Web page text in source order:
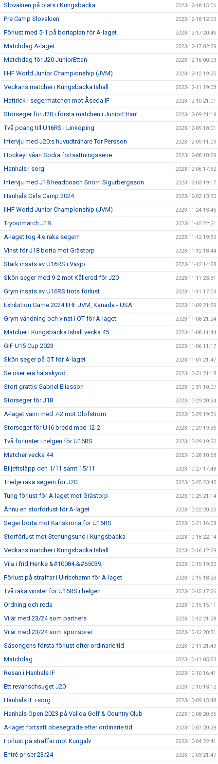
Slovakien på plats i Kungsbacka 2023-12-18 15:06
Pre Camp Slovakien 2023-12-18 12:09
Förlust med 5-1 på bortaplan för A-laget 2023-12-17 20:46
Matchdag A-laget 2023-12-17 02:39
Matchdag för J20 JuniorEttan 2023-12-16 00:03
IIHF World Junior Championship (JVM) 2023-12-12 19:25
Veckans matcher i Kungsbacka Ishall 2023-12-11 19:08
Hattrick i segermatchen mot Åseda IF 2023-12-10 21:01
Storseger för J20 i första matchen i JuniorEttan! 2023-12-09 21:19
Två poäng till U16RS i Linköping 2023-12-09 18:01
Intervju med J20:s huvudtränare Tor Persson 2023-12-09 11:09
HockeyTvåan Södra fortsättningsserie 2023-12-08 18:29
Hanhals i sorg 2023-12-06 17:52
Intervju med J18 headcoach Snorri Sigurbergsson 2023-12-03 19:17
Hanhals Girls Camp 2024 2023-12-02 13:30
IIHF World Junior Championship (JVM) 2023-11-24 13:46
Tryoutmatch J18 2023-11-15 22:21
A-laget tog 4.e raka segern 2023-11-12 19:59
Vinst för J18 borta mot Grästorp 2023-11-12 18:44
Stark insats av U16RS i Växjö 2023-11-12 14:28
Skön seger med 9-2 mot Kållered för J20 2023-11-11 23:31
Grym insats av U16RS trots förlust 2023-11-11 17:09
Exhibition Game 2024 IIHF JVM, Kanada - USA 2023-11-09 21:59
Grym vändning och vinst i OT för A-laget 2023-11-08 21:24
Matcher i Kungsbacka Ishall vecka 45 2023-11-08 11:44
GIF U15 Cup 2023 2023-11-06 11:17
Skön seger på OT för A-laget 2023-11-01 21:47
Se över era halsskydd 2023-10-31 21:18
Stort grattis Gabriel Eliasson 2023-10-31 10:07
Storseger för J18 2023-10-29 20:24
A-laget vann med 7-2 mot Olofström 2023-10-29 19:56
Storseger för U16 bredd med 12-2 2023-10-29 19:36
Två förluster i helgen för U16RS 2023-10-29 19:22
Matcher vecka 44 2023-10-28 10:58
Biljettsläpp den 1/11 samt 15/11 2023-10-27 17:48
Tredje raka segern för J20 2023-10-25 23:45
Tung förlust för A-laget mot Grästorp 2023-10-25 21:14
Ännu en storförlust för A-laget 2023-10-22 20:25
Seger borta mot Karlskrona för U16RS 2023-10-21 16:08
Storförlust mot Stenungsund i Kungsbacka 2023-10-18 22:14
Veckans matcher i Kungsbacka Ishall 2023-10-16 12:29
Vila i frid Henke &#10084;&#65039; 2023-10-15 19:32
Förlust på straffar i Ulricehamn för A-laget 2023-10-15 18:23
Två raka vinster för U16RS i helgen 2023-10-15 17:26
Ordning och reda 2023-10-15 15:11
Vi är med 23/24 som partners 2023-10-12 21:28
Vi är med 23/24 som sponsorer 2023-10-12 20:51
Säsongens första förlust efter ordinarie tid 2023-10-11 21:49
Matchdag 2023-10-11 05:53
Resan i Hanhals IF 2023-10-10 16:41
Ett revanschsuget J20 2023-10-10 13:12
Hanhals IF i sorg 2023-10-09 15:48
Hanhals Open 2023 på Vallda Golf & Country Club 2023-10-08 20:36
A-laget fortsatt obesegrade efter ordinarie tid 2023-10-07 20:28
Förlust på straffar mot Kungälv 2023-10-04 22:41
Entrè priser 23/24 2023-10-03 21:47